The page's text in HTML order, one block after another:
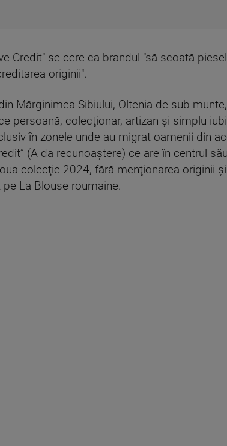
Credit" se cere ca brandul "să scoată
originii".
Mărginimea Sibiului, Oltenia de sub
persoană, colecţionar, artizan şi simplu
în zonele unde au migrat oamenii din
(A da recunoaştere) ce are în centrul
colecţie 2024, fără menţionarea originii
La Blouse roumaine.